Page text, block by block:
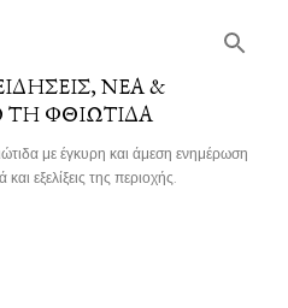
ΝΈΑ &
ΤΗ ΦΘΙΏΤΙΔΑ
με έγκυρη και άμεση ενημέρωση
εξελίξεις της περιοχής.